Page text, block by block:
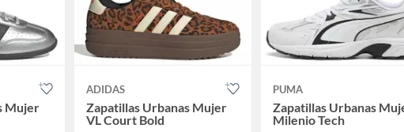
Mujer
ADIDAS
Zapatillas Urbanas Mujer
VL Court Bold
PUMA
Zapatillas Urbanas
Milenio Tech